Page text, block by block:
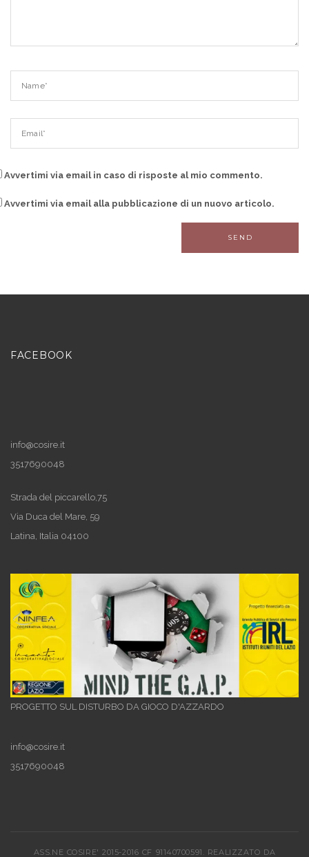
Avvertimi via email in caso di risposte al mio commento.
Avvertimi via email alla pubblicazione di un nuovo articolo.
FACEBOOK
info@cosire.it
3517690048
Strada del piccarello,75
Via Duca del Mare, 59
Latina Italia 04100
PROGETTO SUL DISTURBO DA GIOCO D'AZZARDO
info@cosire.it
3517690048
ASS.NE COSIRE' 2015-2016 CF 91140700591. REALIZZATO DA